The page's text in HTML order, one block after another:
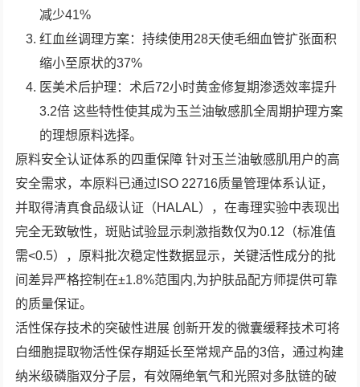
减少41%
红血丝调理方案：持续使用28天使毛细血管扩张面积
缩小至原状的37%
医美术后护理：术后72小时黄金修复期渗透效率提升
3.2倍 这些特性使其成为玉兰油敏感肌全周期护理方案
的理想原料选择。
原料安全认证体系的四重保障 针对玉兰油敏感肌用户的高
安全需求，本原料已通过ISO 22716质量管理体系认证，
并取得清真食品级认证（HALAL），在毒理实验中表现出
完全无致敏性，斑贴试验显示刺激指数仅为0.12（标准值
需<0.5），原料批次稳定性数据显示，关键活性成分的批
间差异严格控制在±1.8%范围内,为护肤品配方师提供可靠
的质量保证。
活性保存技术的突破性进展 创新开发的微囊缓释技术可将
白细胞提取物活性保存期延长至常规产品的3倍，通过构建
纳米级磷脂双分子层，有效隔绝氧气和光照对多肽链的破